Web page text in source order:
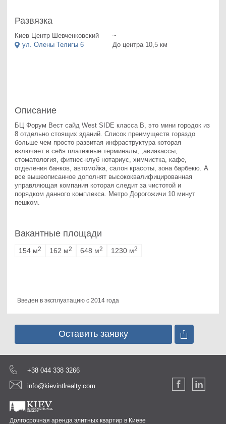
Описание
БЦ Форум Вест сайд West SIDE класса В, это мини городок из
8 отдельно стоящих зданий. Список преимуществ гораздо
больше чем просто развитая инфраструктура которая
включает в себя платежные терминалы, ,авиакассы,
стоматология, фитнес-клуб нотариус, химчистка, кафе,
отделения банков, автомойка, салон красоты, зона барбекю. А
все вышеописанное дополнят высококвалифицированная
управляющая компания которая следит за чистотой и
порядком данного комплекса. Метро Дорогожичи 10 минут
пешком.
Развязка
Киев Центр Шевченковский
ул. Олены Телигы 6
~
До центра 10,5 км
Вакантные площади
154 м2 162 м2 648 м2 1230 м2
Введен в эксплуатацию с 2014 года
Оставить заявку
Долгосрочная аренда элитных квартир в Киеве
+38 044 338 3266
info@kievintlrealty.com